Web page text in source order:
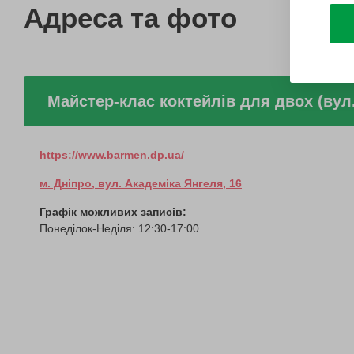
Адреса та фото
Майстер-клас коктейлів для двох
https://www.barmen.dp.ua/
м. Дніпро, вул. Академіка Янгеля, 16
Графік можливих записів:
Понеділок-Неділя: 12:30-17:00